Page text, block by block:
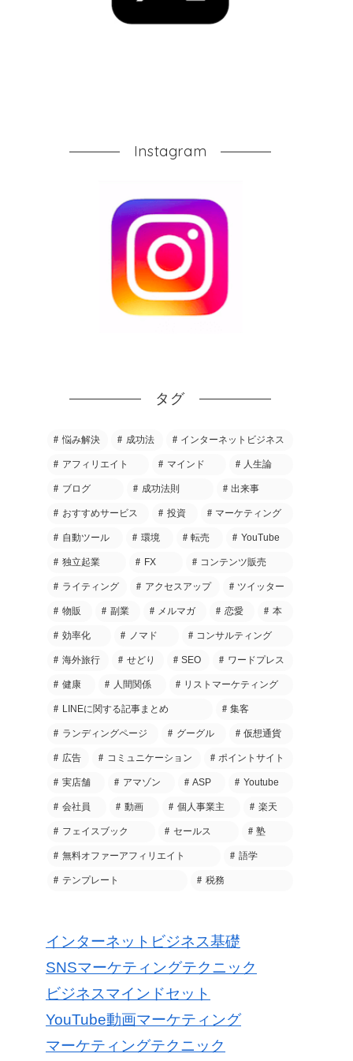
Instagram
タグ
悩み解決 成功法 インターネットビジネス
アフィリエイト マインド 人生論
ブログ 成功法則 出来事
おすすめサービス 投資 マーケティング
自動ツール 環境 転売 YouTube
独立起業 FX コンテンツ販売
ライティング アクセスアップ ツイッター
物販 副業 メルマガ 恋愛 本
効率化 ノマド コンサルティング
海外旅行 せどり SEO ワードプレス
健康 人間関係 リストマーケティング
LINEに関する記事まとめ 集客
ランディングページ グーグル 仮想通貨
広告 コミュニケーション ポイントサイト
実店舗 アマゾン ASP Youtube
会社員 動画 個人事業主 楽天
フェイスブック セールス 塾
無料オファーアフィリエイト 語学
テンプレート 税務
インターネットビジネス基礎
SNSマーケティングテクニック
ビジネスマインドセット
YouTube動画マーケティング
マーケティングテクニック